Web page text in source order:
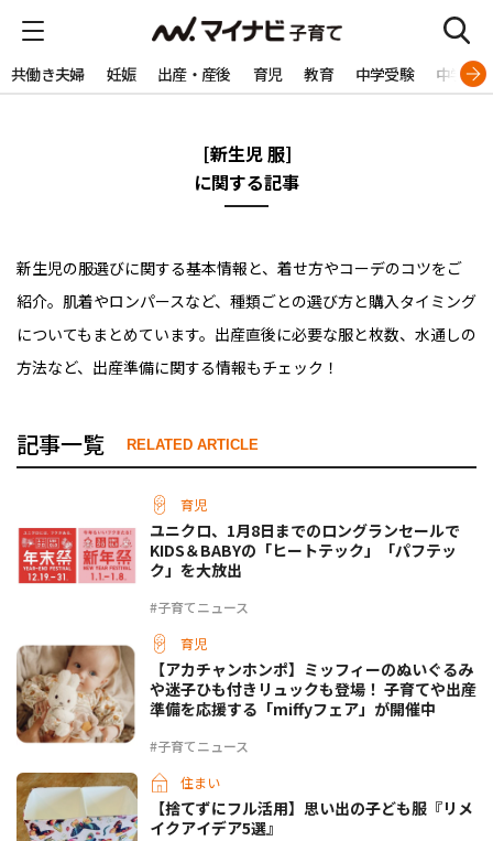
共働き夫婦 妊娠 出産・産後 育児 教育 中学受験 中学生
[新生児 服]
に関する記事
新生児の服選びに関する基本情報と、着せ方やコーデのコツをご
紹介。肌着やロンパースなど、種類ごとの選び方と購入タイミング
についてもまとめています。出産直後に必要な服と枚数、水通しの
方法など、出産準備に関する情報もチェック！
記事一覧 RELATED ARTICLE
育児
#子育てニュース
ユニクロ、1月8日までのロングランセールで
KIDS＆BABYの「ヒートテック」「パフテッ
ク」を大放出
育児
#子育てニュース
【アカチャンホンポ】ミッフィーのぬいぐるみ
や迷子ひも付きリュックも登場！ 子育てや出産
準備を応援する「miffyフェア」が開催中
住まい
【捨てずにフル活用】思い出の子ども服『リメ
イクアイデア5選』